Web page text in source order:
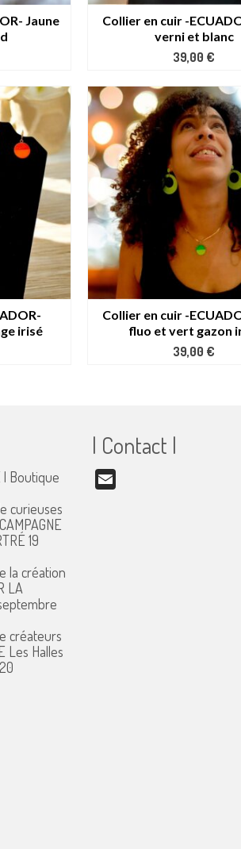
Jaune
Collier en cuir -
verni et blanc
39,00 €
irisé
Collier en cuir -
fluo et vert gazon
39,00 €
| Boutique
curieuses
19
la création
LA
créateurs
Les Halles
20
| Contact |